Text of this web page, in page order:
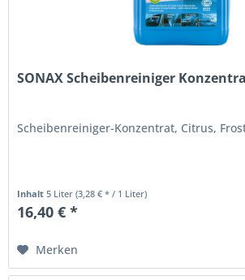
SONAX Scheibenreiniger
Scheibenreiniger-Konzentrat, Citrus,
Inhalt 5 Liter(3,28 € * / 1 Liter)
16,40 € *
Merken